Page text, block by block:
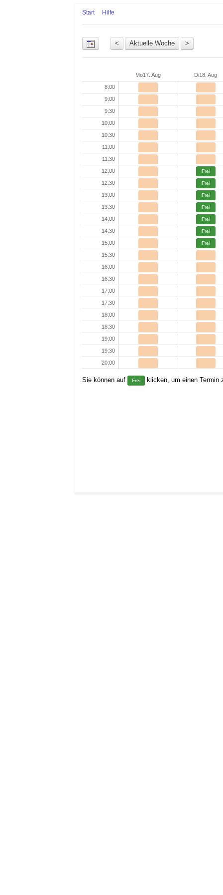
Start Hilfe
Mo17. Aug Di18. Aug
8:00
9:00
9:30
10:00
10:30
11:00
11:30
12:00
Frei
12:30 Frei
13:00 Frei
13:30 Frei
14:00 Frei
14:30 Frei
15:00 Frei
15:30
16:00
16:30
17:00
17:30
18:00
18:30
19:00
19:30
20:00
Sie können auf Frei klicken, um einen Termin